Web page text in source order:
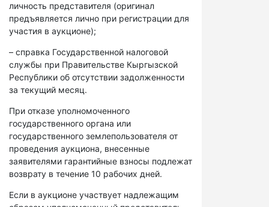
личность представителя (оригинал
предъявляется лично при регистрации для
участия в аукционе);
– справка Государственной налоговой
службы при Правительстве Кыргызской
Республики об отсутствии задолженности
за текущий месяц.
При отказе уполномоченного
государственного органа или
государственного землепользователя от
проведения аукциона, внесенные
заявителями гарантийные взносы подлежат
возврату в течение 10 рабочих дней.
Если в аукционе участвует надлежащим